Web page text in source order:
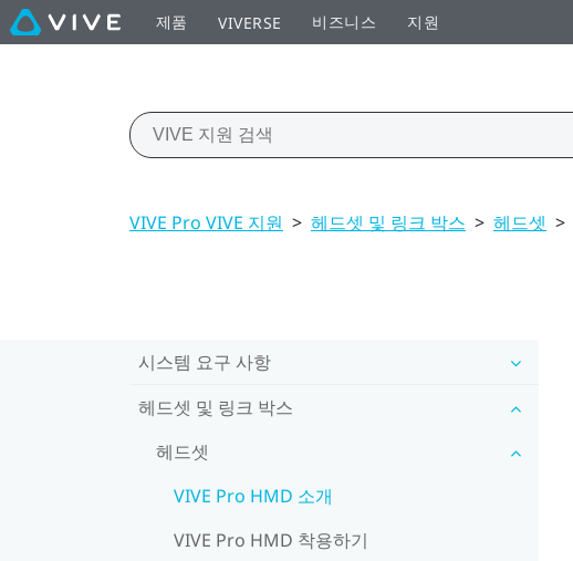
제품 VIVERSE 비즈니스 지원
VIVE Pro VIVE 지원 > 헤드셋 및 링크 박스 > 헤드셋 >
시스템 요구 사항
헤드셋 및 링크 박스
헤드셋
VIVE Pro HMD 소개
VIVE Pro HMD 착용하기